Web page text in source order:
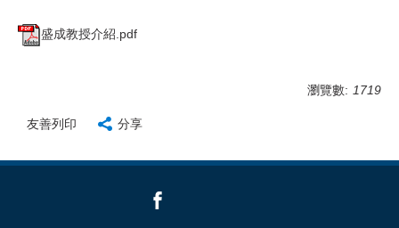
盛成教授介紹.pdf
瀏覽數: 1719
友善列印 分享